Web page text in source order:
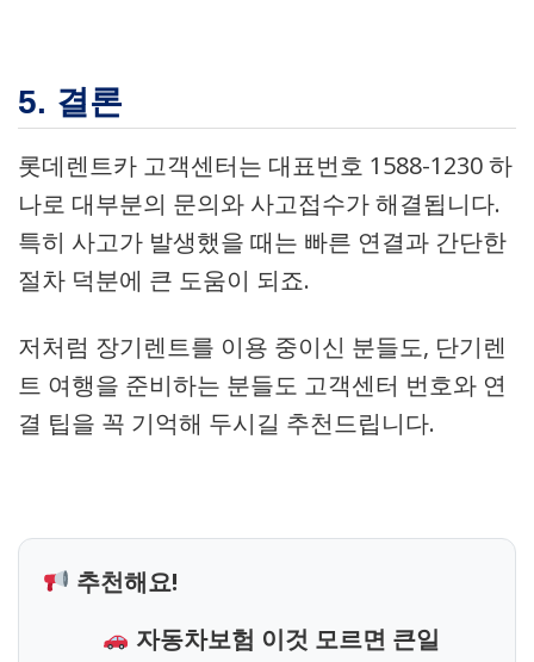
5. 결론
롯데렌트카 고객센터는 대표번호 1588-1230 하
나로 대부분의 문의와 사고접수가 해결됩니다.
특히 사고가 발생했을 때는 빠른 연결과 간단한
절차 덕분에 큰 도움이 되죠.
저처럼 장기렌트를 이용 중이신 분들도, 단기렌
트 여행을 준비하는 분들도 고객센터 번호와 연
결 팁을 꼭 기억해 두시길 추천드립니다.
추천해요!
자동차보험 이것 모르면 큰일